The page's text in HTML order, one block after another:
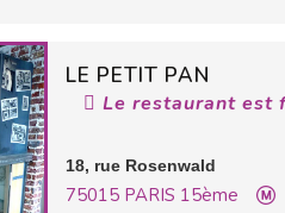
LE PETIT PAN
Le restaurant est
18, rue Rosenwald
75015 PARIS 15ème